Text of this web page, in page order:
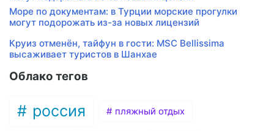
Море по документам: в Турции морские прогулки
могут подорожать из-за новых лицензий
Круиз отменён, тайфун в гости: MSC Bellissima
высаживает туристов в Шанхае
Облако тегов
россия пляжный отдых